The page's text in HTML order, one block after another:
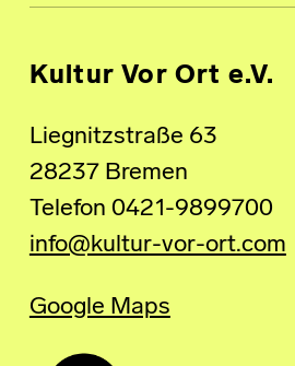
Kultur Vor Ort e.V.
Liegnitzstraße 63
28237 Bremen
Telefon 0421-9899700
info@kultur-vor-ort.com
Google Maps